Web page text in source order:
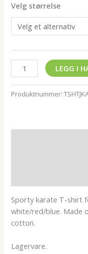
Velg størrelse
LEGG I
Produktnummer:
Sporty karate T-shirt
white/red/blue. Made
cotton.
Lagervare.